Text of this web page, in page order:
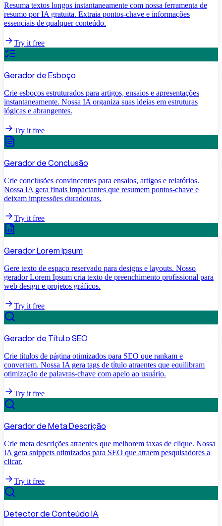
Resuma textos longos instantaneamente com nossa ferramenta de
resumo por IA gratuita. Extraia pontos-chave e informações
essenciais de qualquer conteúdo.
Try it free
Gerador de Esboço
Crie esboços estruturados para artigos, ensaios e apresentações
instantaneamente. Nossa IA organiza suas ideias em estruturas
lógicas e abrangentes.
Try it free
Gerador de Conclusão
Crie conclusões convincentes para ensaios, artigos e relatórios.
Nossa IA gera finais impactantes que resumem pontos-chave e
deixam impressões duradouras.
Try it free
Gerador Lorem Ipsum
Gere texto de espaço reservado para designs e layouts. Nosso
gerador Lorem Ipsum cria texto de preenchimento profissional para
web design e projetos gráficos.
Try it free
Gerador de Título SEO
Crie títulos de página otimizados para SEO que rankam e
convertem. Nossa IA gera tags de título atraentes que equilibram
otimização de palavras-chave com apelo ao usuário.
Try it free
Gerador de Meta Descrição
Crie meta descrições atraentes que melhorem taxas de clique. Nossa
IA gera snippets otimizados para SEO que atraem pesquisadores a
clicar.
Try it free
Detector de Conteúdo IA